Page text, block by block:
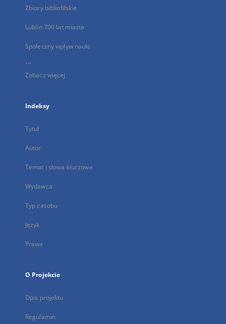
Zbiory bibliofilskie
Lublin 700 lat miasta
Społeczny wpływ nauki
...
Zobacz więcej
Indeksy
Tytuł
Autor
Temat i słowa kluczowe
Wydawca
Typ zasobu
Język
Prawa
O Projekcie
Opis projektu
Regulamin